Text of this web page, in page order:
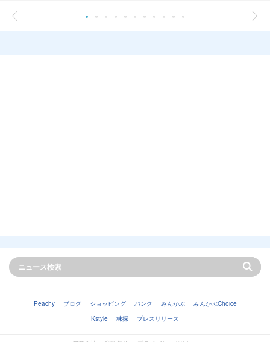
Peachy ブログ ショッピング バンク みんかぶ
みんかぶChoice
Kstyle
株探 プレスリリース